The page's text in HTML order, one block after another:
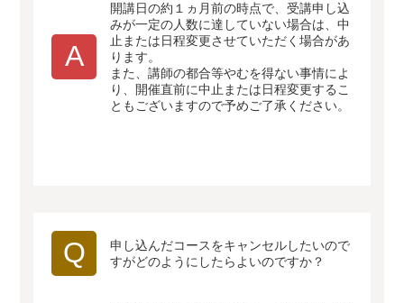
A
開講日の約１ヵ月前の時点で、受講申し込
みが一定の人数に達していない場合は、中
止または日程変更させていただく場合があ
ります。
また、講師の都合等やむを得ない事情によ
り、開催直前に中止または日程変更するこ
ともございますので予めご了承ください。
Q
申し込んだコースをキャンセルしたいので
すがどのようにしたらよいのですか？